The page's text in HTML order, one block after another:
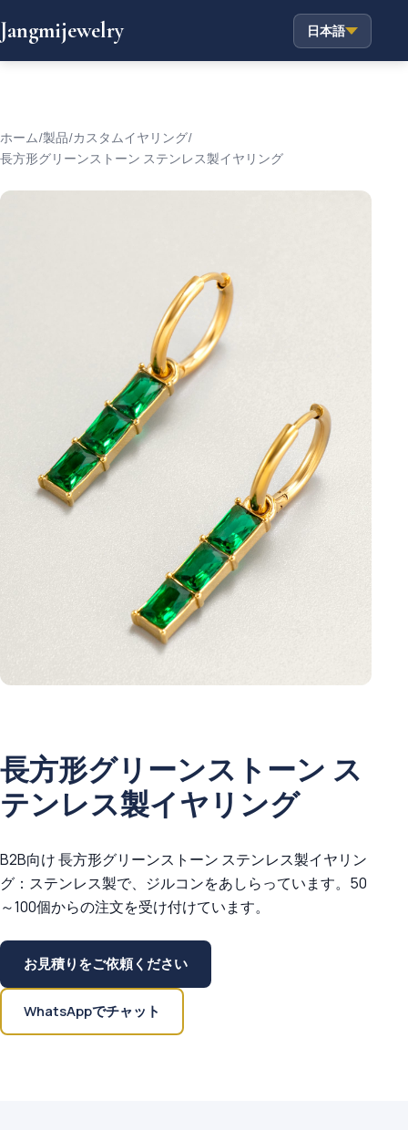
Jangmijewelry 日本語
ホーム/製品/カスタムイヤリング/
長方形グリーンストーン ステンレス製イヤリング
長方形グリーンストーン ス
テンレス製イヤリング
B2B向け 長方形グリーンストーン ステンレス製イヤリン
グ：ステンレス製で、ジルコンをあしらっています。50
～100個からの注文を受け付けています。
お見積りをご依頼ください
WhatsAppでチャット